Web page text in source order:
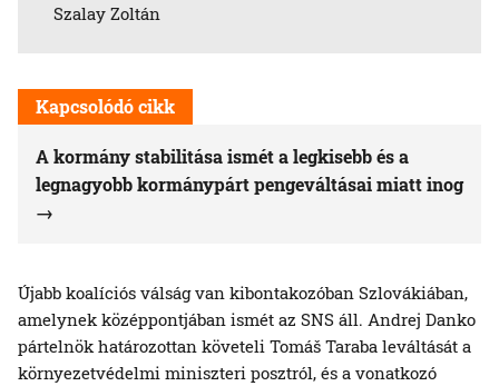
Szalay Zoltán
Kapcsolódó cikk
A kormány stabilitása ismét a legkisebb és a
legnagyobb kormánypárt pengeváltásai miatt inog
Újabb koalíciós válság van kibontakozóban Szlovákiában,
amelynek középpontjában ismét az SNS áll. Andrej Danko
pártelnök határozottan követeli Tomáš Taraba leváltását a
környezetvédelmi miniszteri posztról, és a vonatkozó